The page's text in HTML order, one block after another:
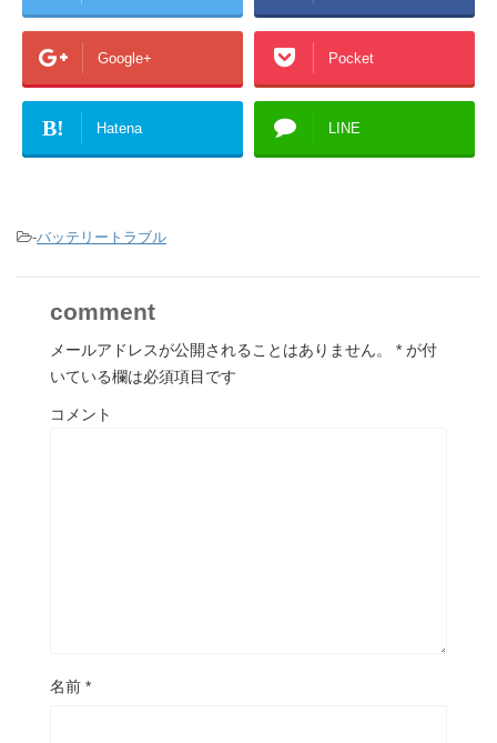
Google+ Pocket
B! Hatena LINE
-バッテリートラブル
comment
メールアドレスが公開されることはありません。 * が付
いている欄は必須項目です
コメント
名前 *